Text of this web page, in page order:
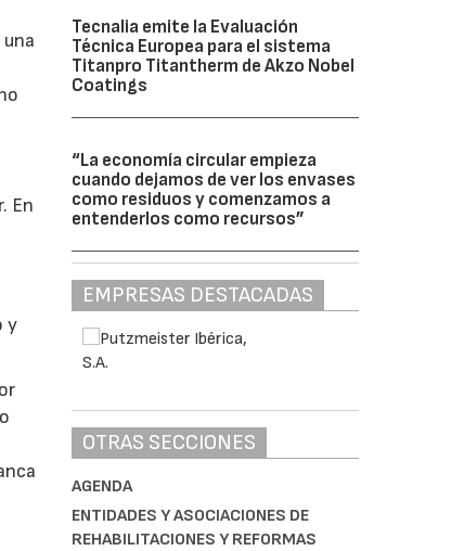
En
y
Tecnalia emite la Evaluación
Técnica Europea para el sistema
Titanpro Titantherm de Akzo Nobel
Coatings
“La economía circular empieza
cuando dejamos de ver los envases
como residuos y comenzamos a
entenderlos como recursos”
EMPRESAS DESTACADAS
OTRAS SECCIONES
AGENDA
ENTIDADES Y ASOCIACIONES DE
REHABILITACIONES Y REFORMAS